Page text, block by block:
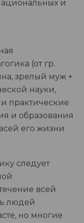
и
(от гр.
зрелый муж +
науки,
практические
и образования
его жизни.
следует
всей
людей
но многие